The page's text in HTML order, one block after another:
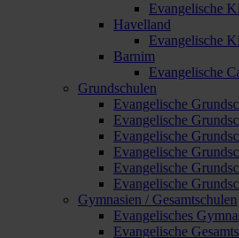
Evangelische
Havelland
Evangelische
Barnim
Evangelische
Grundschulen
Evangelische
Evangelische
Evangelische
Evangelische
Evangelische
Evangelische
Gymnasien / Gesamtschulen
Evangelisches
Evangelische